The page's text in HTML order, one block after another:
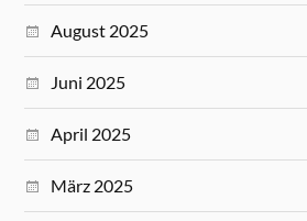
August 2025
Juni 2025
April 2025
März 2025